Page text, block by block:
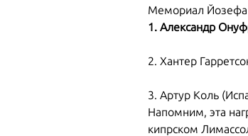
Мемориал
1. Александр
2. Хантер
3. Артур Коль
Напомним, эта
кипрском